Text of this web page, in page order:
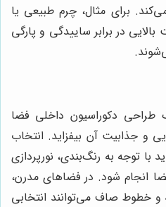
برای مثال، چرم طبیعی یا
در برابر ساییدگی و پارگی
طراحی دکوراسیون داخلی فضا
و جذابیت آن بیفزاید. انتخاب
با توجه به رنگ‌بندی، نورپردازی
انجام شود. در فضاهای مدرن،
خطوط صاف می‌توانند انتخابی